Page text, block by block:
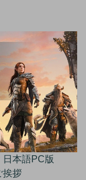
日本語PC版
挨拶